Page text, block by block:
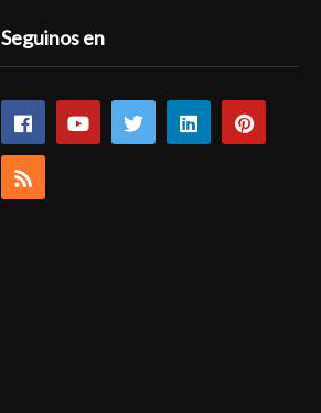
Seguinos en